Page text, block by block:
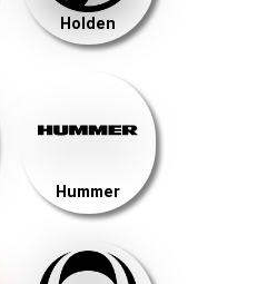
Holden
Hummer